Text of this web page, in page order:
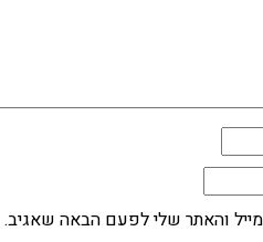
והאתר שלי לפעם הבאה שאגיב.